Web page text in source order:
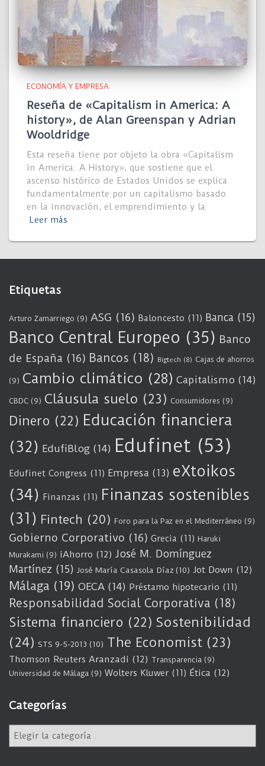
ECONOMÍA Y EMPRESA
Reseña de «Capitalism in America: A
history», de Alan Greenspan y Adrian
Wooldridge
Esta reseña tiene por objeto la obra «Capitalism
in America: A History», que sostiene que el
ascenso histórico de Estados Unidos se explica
fundamentalmente por un capitalismo basado
en la innovación, el emprendimiento y la
Leer más
Etiquetas
Arturo Zamarriego (9) ASG (16) Baloncesto (11) Banca (15)
Banco Central Europeo (35) Banco
de España (16) Bancos (18) Bigtech (8) Cajas de ahorros
(9) Cambio climático (28) Capitalismo (14)
CBDC (9) Cláusula suelo (23) Consumidores (9)
Dinero (22) Educación financiera
(32) EdufiBlog (14) Edufinet (53)
Edufinet Congress (11) Empresa (13) eXtoikos
(34) Finanzas (11) Finanzas sostenibles
(31) Fintech (20) Foro para la Paz en el Mediterráneo (9)
Gobierno Corporativo (16) Grecia (11) Haruki
Murakami (9) iAhorro (12) José M. Domínguez
Martínez (15) José María Casasola Díaz(10) Jot Down (12)
Málaga (19) OECA (14) Préstamo hipotecario (11)
Responsabilidad Social Corporativa (18)
Sistema financiero (22) Sostenibilidad
(24) STS 9-5-2013 (10) The Economist (23)
Thomson Reuters Aranzadi (12) Transparencia (9)
Universidad de Málaga (9) Wolters Kluwer (11) Ética (12)
Categorías